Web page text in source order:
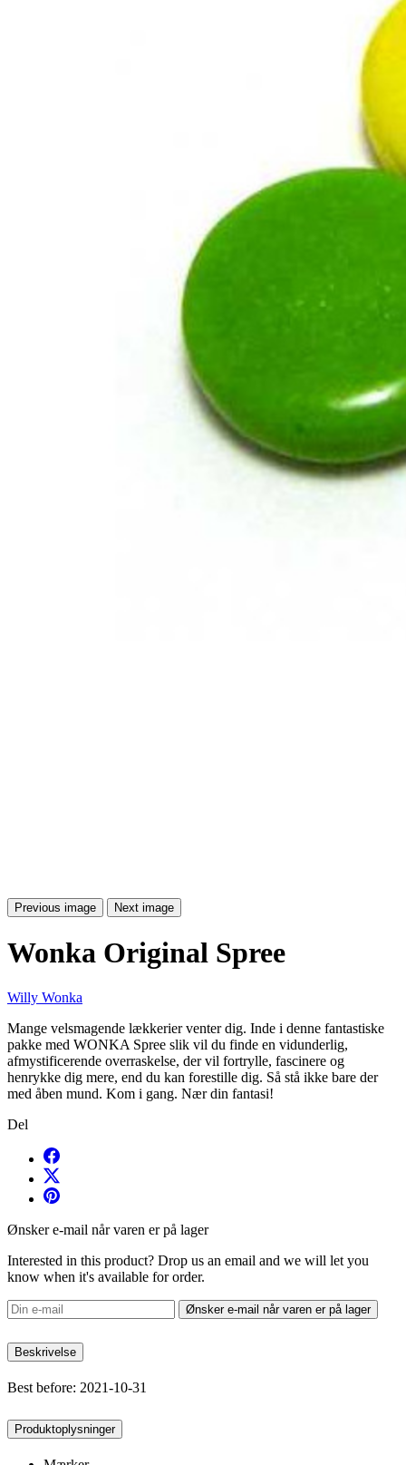
Previous image Next image
Wonka Original Spree
Willy Wonka
Mange velsmagende lækkerier venter dig. Inde i denne fantastiske
pakke med WONKA Spree slik vil du finde en vidunderlig,
afmystificerende overraskelse, der vil fortrylle, fascinere og
henrykke dig mere, end du kan forestille dig. Så stå ikke bare der
med åben mund. Kom i gang. Nær din fantasi!
Del
Ønsker e-mail når varen er på lager
Interested in this product? Drop us an email and we will let you
know when it's available for order.
Ønsker e-mail når varen er på lager
Beskrivelse
Best before: 2021-10-31
Produktoplysninger